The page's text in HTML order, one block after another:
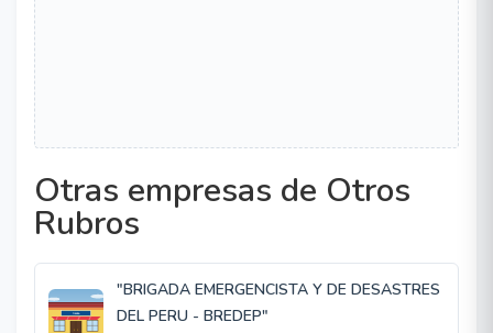
Otras empresas de Otros
Rubros
"BRIGADA EMERGENCISTA Y DE DESASTRES
DEL PERU - BREDEP"